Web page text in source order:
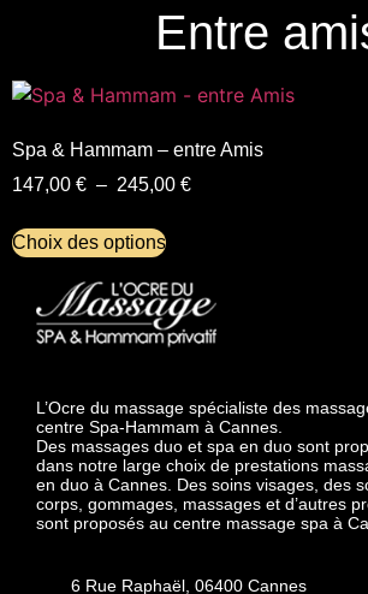
Entre
Spa & Hammam – entre Amis
147,00 € – 245,00 €
Choix des options
L’Ocre du massage spécialiste des
centre Spa-Hammam à Cannes.
Des massages duo et spa en duo sont
dans notre large choix de prestations
en duo à Cannes. Des soins visages, des
corps, gommages, massages et d’autres
sont proposés au centre massage spa à
6 Rue Raphaël, 06400 Cannes